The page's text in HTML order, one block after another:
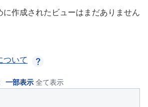
に作成されたビューはまだありません
ついて
一部表示 全て表示